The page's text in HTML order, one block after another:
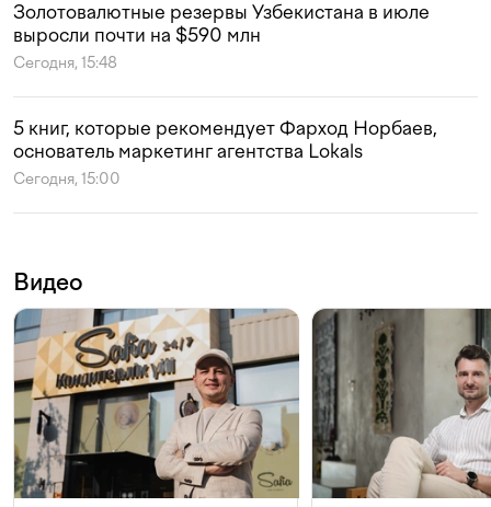
Золотовалютные резервы Узбекистана в июле
выросли почти на $590 млн
Сегодня, 15:48
5 книг, которые рекомендует Фарход Норбаев,
основатель маркетинг агентства Lokals
Сегодня, 15:00
Видео